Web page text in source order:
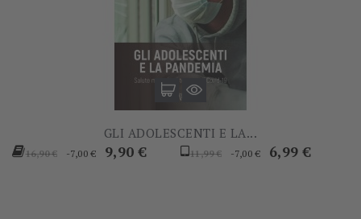
GLI ADOLESCENTI E LA...
Prezzo
16,90 € -7,00 € Prezzo
9,90 €
Prezzo
11,99 € -7,00 € Prezzo
6,99 €